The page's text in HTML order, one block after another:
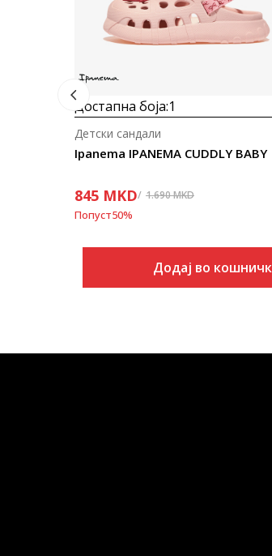
Достапна боја:1
Ipanema IPANEMA CUDDLY BABY
Детски сандали
845 MKD 1.690MKD
Попуст50%
Додај во